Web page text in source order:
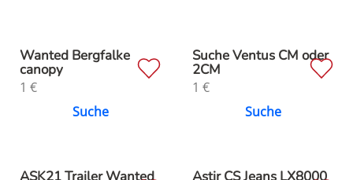
Wanted Bergfalke
canopy
1 €
Suche
Suche Ventus CM oder
2CM
1 €
Suche
ASK21 Trailer Wanted Astir CS Jeans LX8000